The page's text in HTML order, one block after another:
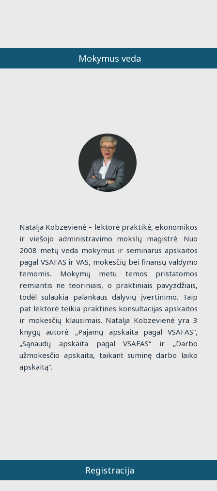
Mokymus veda
Natalja Kobzevienė – lektorė praktikė, ekonomikos
ir viešojo administravimo mokslų magistrė. Nuo
2008 metų veda mokymus ir seminarus apskaitos
pagal VSAFAS ir VAS, mokesčių bei finansų valdymo
temomis. Mokymų metu temos pristatomos
remiantis ne teoriniais, o praktiniais pavyzdžiais,
todėl sulaukia palankaus dalyvių įvertinimo. Taip
pat lektorė teikia praktines konsultacijas apskaitos
ir mokesčių klausimais. Natalja Kobzevienė yra 3
knygų autorė: „Pajamų apskaita pagal VSAFAS“,
„Sąnaudų apskaita pagal VSAFAS“ ir „Darbo
užmokesčio apskaita, taikant suminę darbo laiko
apskaitą“.
Registracija